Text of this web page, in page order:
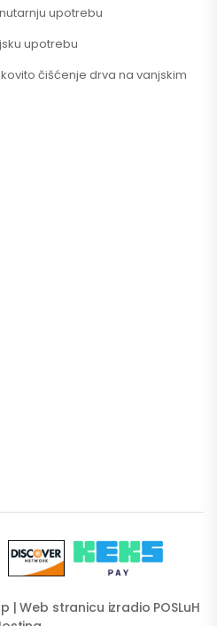
upotrebu
upotrebu
čišćenje drva na vanjskim
| Web stranicu izradio POSLuH